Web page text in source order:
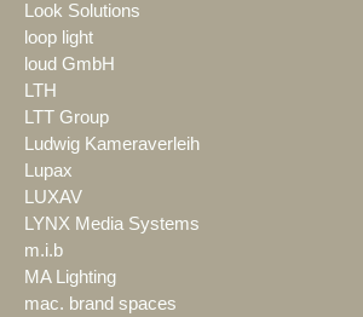
Look Solutions
loop light
loud GmbH
LTH
LTT Group
Ludwig Kameraverleih
Lupax
LUXAV
LYNX Media Systems
m.i.b
MA Lighting
mac. brand spaces